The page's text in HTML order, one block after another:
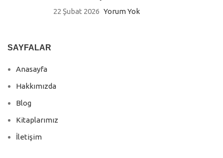
22 Şubat 2026 Yorum Yok
SAYFALAR
Anasayfa
Hakkımızda
Blog
Kitaplarımız
İletişim